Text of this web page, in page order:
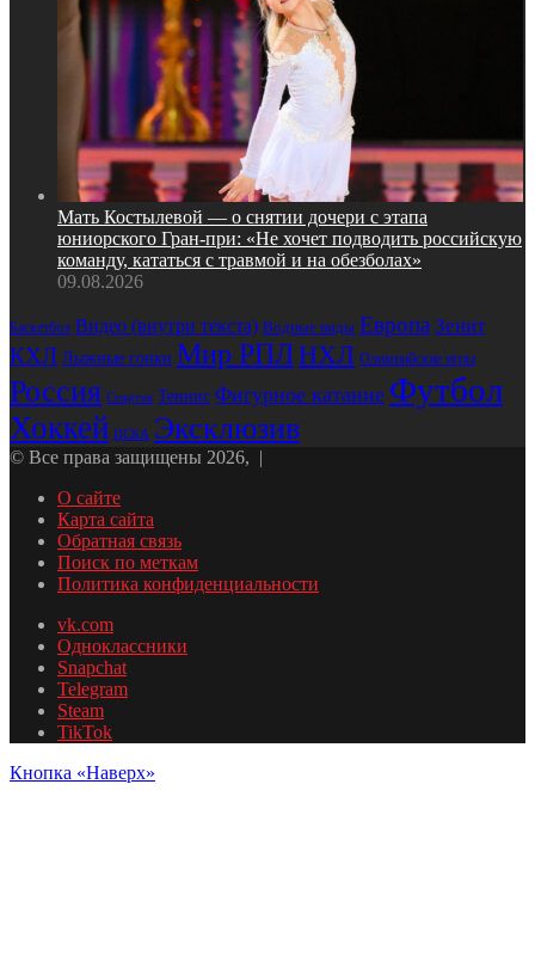
Мать Костылевой — о снятии дочери с этапа
юниорского Гран‑при: «Не хочет подводить российскую
команду, кататься с травмой и на обезболах»
09.08.2026
Баскетбол Видео (внутри текста) Водные виды Европа Зенит
КХЛ Лыжные гонки Мир РПЛНХЛ Олимпийские игры
Россия Спартак Теннис Фигурное катание Футбол
Хоккей ЦСКА Эксклюзив
© Все права защищены 2026, |
О сайте
Карта сайта
Обратная связь
Поиск по меткам
Политика конфиденциальности
vk.com
Одноклассники
Snapchat
Telegram
Steam
TikTok
Кнопка «Наверх»